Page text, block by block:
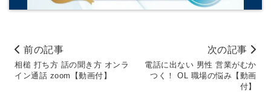
前の記事
相槌 打ち方 話の聞き方 オンラ
イン通話 zoom【動画付】
次の記事
電話に出ない 男性 営業がむか
つく！ OL 職場の悩み【動画
付】